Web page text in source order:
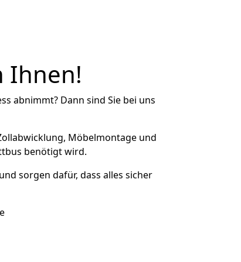
Ihnen!
abnimmt? Dann sind Sie bei uns
Möbelmontage und
benötigt wird.
sorgen dafür, dass alles sicher